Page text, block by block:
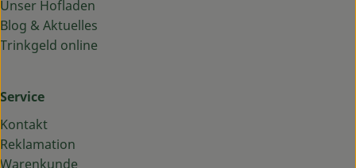
Unser Hofladen
Blog & Aktuelles
Trinkgeld online
Service
Kontakt
Reklamation
Warenkunde